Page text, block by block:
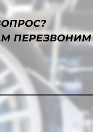
ПЕРЕЗВОНИМ